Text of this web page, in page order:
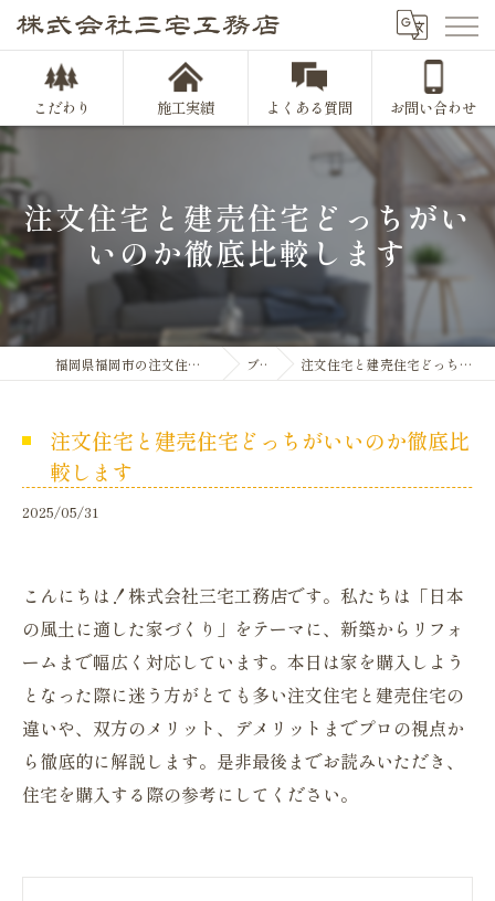
こだわり 施工実績 よくある質問 お問い合わせ
注文住宅と建売住宅どっちがい
いのか徹底比較します
福岡県福岡市の注文住宅なら株式会社三宅工務店 ブログ 注文住宅と建売住宅どっちがいいのか徹底比較します
注文住宅と建売住宅どっちがいいのか徹底比
較します
2025/05/31
こんにちは！株式会社三宅工務店です。私たちは「日本
の風土に適した家づくり」をテーマに、新築からリフォ
ームまで幅広く対応しています。本日は家を購入しよう
となった際に迷う方がとても多い注文住宅と建売住宅の
違いや、双方のメリット、デメリットまでプロの視点か
ら徹底的に解説します。是非最後までお読みいただき、
住宅を購入する際の参考にしてください。